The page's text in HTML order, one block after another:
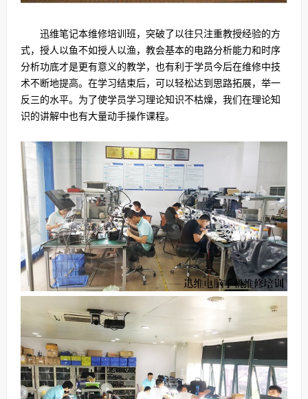
迅维笔记本维修培训班，突破了以往只注重教授经验的方
式，授人以鱼不如授人以渔，教会基本的电路分析能力和时序
分析功底才是更有意义的教学，也有利于学员今后在维修中技
术不断地提高。在学习结束后，可以轻松达到思路拓展，举一
反三的水平。为了使学员学习理论知识不枯燥，我们在理论知
识的讲解中也有大量动手操作课程。